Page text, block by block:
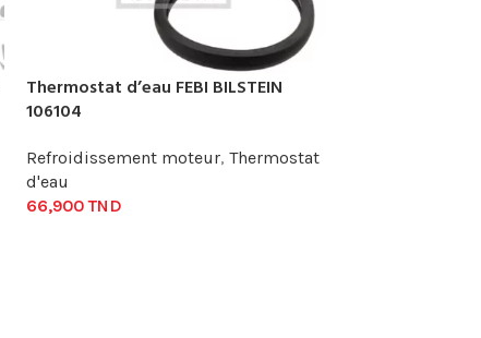
Thermostat d’eau FEBI BILSTEIN
106104
Refroidissement moteur, Thermostat
d'eau
66,900TND